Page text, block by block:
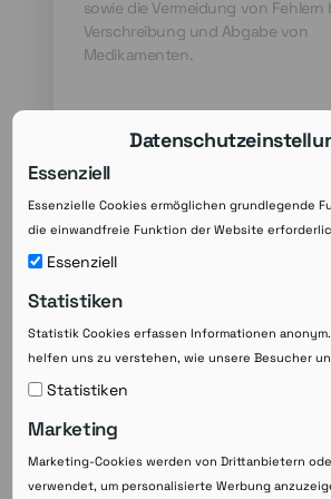
sowie die Vermeidung von Fehlern
Verschreibung und Abgabe von
Medikamenten.
von medizinischen Daten per E-
erfordert einen hohen
Hierbei müssen sowohl Ärzte als
Apotheken sicherstellen, dass die
werden können. Der Zugriff auf die
organisatorische Maßnahmen
Sicherheitsaspekte beim E-Rezept
der Verarbeitung von E-Rezepten
bestimmte Sicherheitsaspekte
werden. Hierzu gehören zum
Essenziell
Essenzielle Cookies ermöglichen grundlegende
die einwandfreie Funktion der Website
Essenziell
Statistiken
Statistik Cookies erfassen Informationen
helfen uns zu verstehen, wie unsere Besucher
Statistiken
Marketing
Marketing-Cookies werden von Drittanbietern
verwendet, um personalisierte Werbung